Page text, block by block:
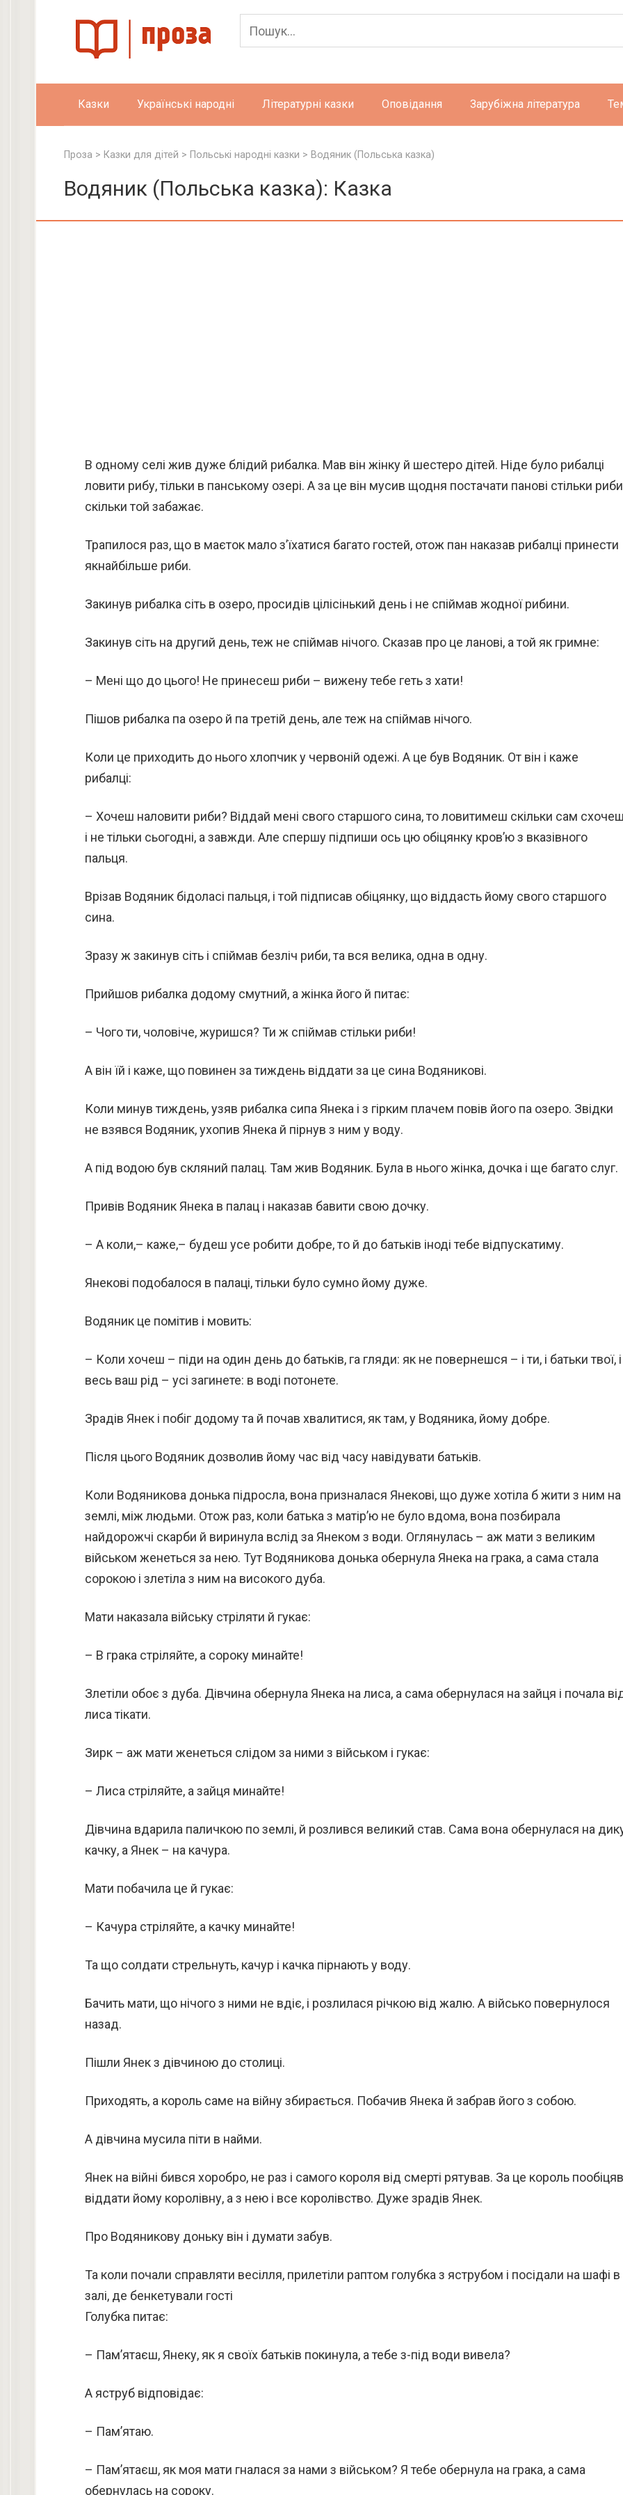
Казки Українські народні Літературні казки Оповідання Зарубіжна література
Проза > Казки для дітей > Польські народні казки > Водяник (Польська казка)
Водяник (Польська казка): Казка
В одному селі жив дуже блідий рибалка. Мав він жінку й шестеро дітей. Ніде було рибалці
ловити рибу, тільки в панському озері. А за це він мусив щодня постачати панові стільки
скільки той забажає.
Трапилося раз, що в маєток мало з’їхатися багато гостей, отож пан наказав рибалці принести
якнайбільше риби.
Закинув рибалка сіть в озеро, просидів цілісінький день і не спіймав жодної рибини.
Закинув сіть на другий день, теж не спіймав нічого. Сказав про це ланові, а той як гримне:
– Мені що до цього! Не принесеш риби – вижену тебе геть з хати!
Пішов рибалка па озеро й па третій день, але теж на спіймав нічого.
Коли це приходить до нього хлопчик у червоній одежі. А це був Водяник. От він і каже
рибалці:
– Хочеш наловити риби? Віддай мені свого старшого сина, то ловитимеш скільки сам
і не тільки сьогодні, а завжди. Але спершу підпиши ось цю обіцянку кров’ю з вказівного
пальця.
Врізав Водяник бідоласі пальця, і той підписав обіцянку, що віддасть йому свого старшого
сина.
Зразу ж закинув сіть і спіймав безліч риби, та вся велика, одна в одну.
Прийшов рибалка додому смутний, а жінка його й питає:
– Чого ти, чоловіче, журишся? Ти ж спіймав стільки риби!
А він їй і каже, що повинен за тиждень віддати за це сина Водяникові.
Коли минув тиждень, узяв рибалка сипа Янека і з гірким плачем повів його па озеро. Звідки
не взявся Водяник, ухопив Янека й пірнув з ним у воду.
А під водою був скляний палац. Там жив Водяник. Була в нього жінка, дочка і ще багато слуг.
Привів Водяник Янека в палац і наказав бавити свою дочку.
– А коли,– каже,– будеш усе робити добре, то й до батьків іноді тебе відпускатиму.
Янекові подобалося в палаці, тільки було сумно йому дуже.
Водяник це помітив і мовить:
– Коли хочеш – піди на один день до батьків, га гляди: як не повернешся – і ти, і батьки твої, і
весь ваш рід – усі загинете: в воді потонете.
Зрадів Янек і побіг додому та й почав хвалитися, як там, у Водяника, йому добре.
Після цього Водяник дозволив йому час від часу навідувати батьків.
Коли Водяникова донька підросла, вона призналася Янекові, що дуже хотіла б жити з ним на
землі, між людьми. Отож раз, коли батька з матір’ю не було вдома, вона позбирала
найдорожчі скарби й виринула вслід за Янеком з води. Оглянулась – аж мати з великим
військом женеться за нею. Тут Водяникова донька обернула Янека на грака, а сама стала
сорокою і злетіла з ним на високого дуба.
Мати наказала війську стріляти й гукає:
– В грака стріляйте, а сороку минайте!
Злетіли обоє з дуба. Дівчина обернула Янека на лиса, а сама обернулася на зайця і почала
лиса тікати.
Зирк – аж мати женеться слідом за ними з військом і гукає:
– Лиса стріляйте, а зайця минайте!
Дівчина вдарила паличкою по землі, й розлився великий став. Сама вона обернулася на
качку, а Янек – на качура.
Мати побачила це й гукає:
– Качура стріляйте, а качку минайте!
Та що солдати стрельнуть, качур і качка пірнають у воду.
Бачить мати, що нічого з ними не вдіє, і розлилася річкою від жалю. А військо повернулося
назад.
Пішли Янек з дівчиною до столиці.
Приходять, а король саме на війну збирається. Побачив Янека й забрав його з собою.
А дівчина мусила піти в найми.
Янек на війні бився хоробро, не раз і самого короля від смерті рятував. За це король пообіцяв
віддати йому королівну, а з нею і все королівство. Дуже зрадів Янек.
Про Водяникову доньку він і думати забув.
Та коли почали справляти весілля, прилетіли раптом голубка з яструбом і посідали на шафі в
залі, де бенкетували гості
Голубка питає:
– Пам’ятаєш, Янеку, як я своїх батьків покинула, а тебе з-під води вивела?
А яструб відповідає:
– Пам’ятаю.
– Пам’ятаєш, як моя мати гналася за нами з військом? Я тебе обернула на грака, а сама
обернулась на сороку.